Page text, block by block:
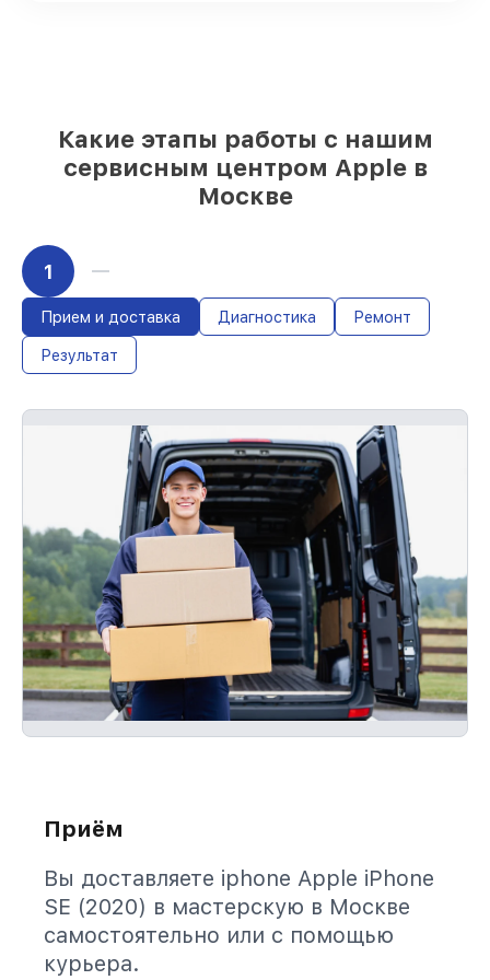
Какие этапы работы с нашим
сервисным центром Apple в
Москве
1
Прием и доставка Диагностика Ремонт
Результат
Приём
Вы доставляете iphone Apple iPhone
SE (2020) в мастерскую в Москве
самостоятельно или с помощью
курьера.